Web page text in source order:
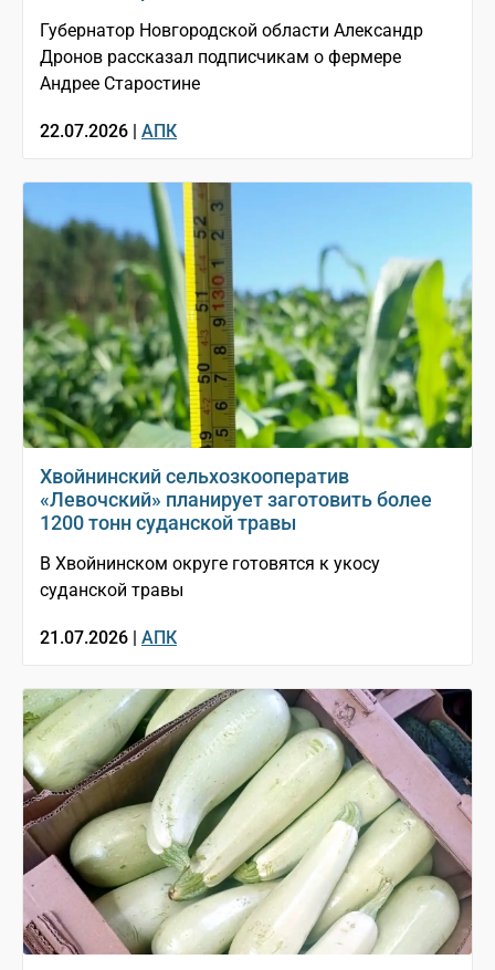
Губернатор Новгородской области Александр
Дронов рассказал подписчикам о фермере
Андрее Старостине
22.07.2026 | АПК
Хвойнинский сельхозкооператив
«Левочский» планирует заготовить более
1200 тонн суданской травы
В Хвойнинском округе готовятся к укосу
суданской травы
21.07.2026 | АПК